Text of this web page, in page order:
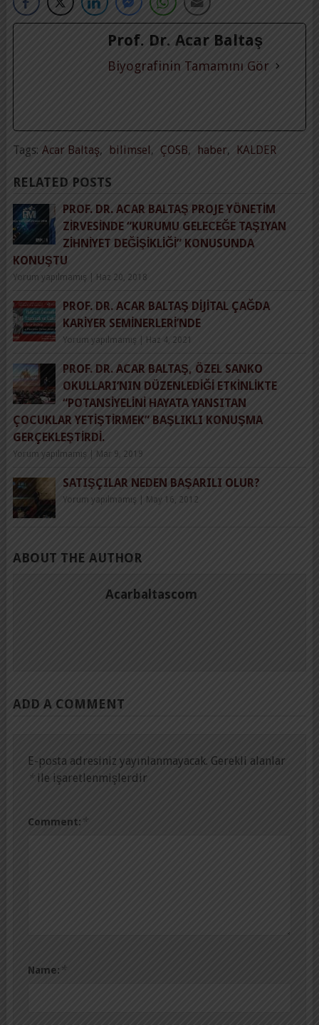
Prof. Dr. Acar Baltaş
Biyografinin Tamamını Gör
Tags: Acar Baltaş, bilimsel , ÇOSB, haber, KALDER
RELATED POSTS
PROF. DR. ACAR BALTAŞ PROJE YÖNETIM
ZIRVESINDE “KURUMU GELECEĞE TAŞIYAN
ZIHNIYET DEĞIŞIKLIĞI” KONUSUNDA
KONUŞTU
Yorum yapılmamış Haz 20, 2018
PROF. DR. ACAR BALTAŞ DIJITAL ÇAĞDA
KARIYER SEMINERLERI’NDE
Yorum yapılmamış Haz 4, 2021
PROF. DR. ACAR BALTAŞ, ÖZEL SANKO
OKULLARI’NIN DÜZENLEDIĞI ETKINLIKTE
“POTANSIYELINI HAYATA YANSITAN
ÇOCUKLAR YETIŞTIRMEK” BAŞLIKLI KONUŞMA
GERÇEKLEŞTIRDI.
Yorum yapılmamış Mar 9, 2019
SATIŞÇILAR NEDEN BAŞARILI OLUR?
Yorum yapılmamış May 16, 2012
ABOUT THE AUTHOR
Acarbaltascom
ADD A COMMENT
E-posta adresiniz yayınlanmayacak. Gerekli alanlar
* ile işaretlenmişlerdir
Comment: *
Name: *